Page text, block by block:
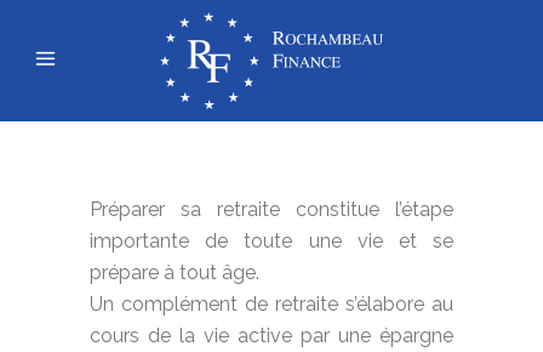
Préparer sa retraite constitue l’étape
importante de toute une vie et se
prépare à tout âge.
Un complément de retraite s’élabore au
cours de la vie active par une épargne